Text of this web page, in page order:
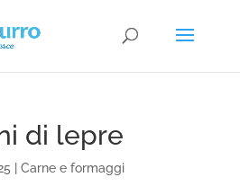
di lepre
Carne e formaggi